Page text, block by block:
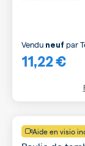
11,22 €
Vendu neuf par
Aide en visio